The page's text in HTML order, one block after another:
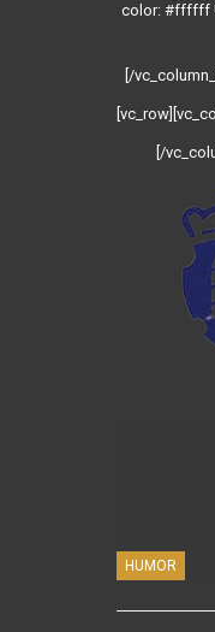
color: #ffffff
[/
[/
HUMOR